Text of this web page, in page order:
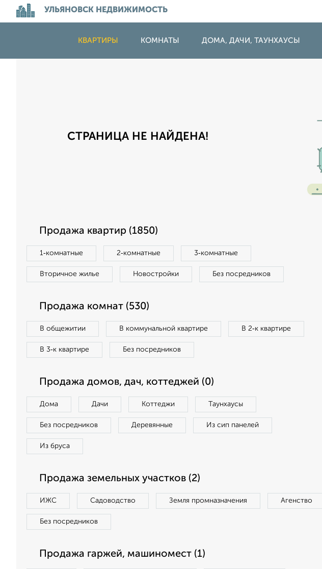
УЛЬЯНОВСК НЕДВИЖИМОСТЬ
КВАРТИРЫ КОМНАТЫ ДОМА, ДАЧИ, ТАУНХАУСЫ
СТРАНИЦА НЕ НАЙДЕНА!
Продажа квартир (1850)
1‑комнатные 2‑комнатные 3‑комнатные
Вторичное жилье Новостройки Без посредников
Продажа комнат (530)
В общежитии В коммунальной квартире В 2‑к квартире
В 3‑к квартире Без посредников
Продажа домов, дач, коттеджей (0)
Дома Дачи Коттеджи Таунхаусы
Без посредников Деревянные Из сип панелей
Из бруса
Продажа земельных участков (2)
ИЖС Садоводство Земля промназначения Агенство
Без посредников
Продажа гаржей, машиномест (1)